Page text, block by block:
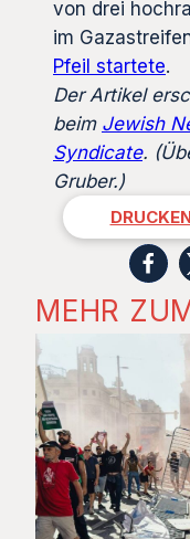
von drei
im
Pfeil startete.
Der Artikel
beim Jewish
Syndicate.
Gruber.)
MEHR